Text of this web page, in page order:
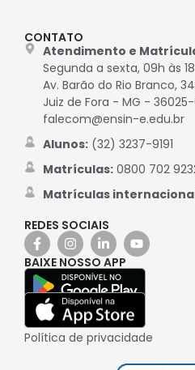
CONTATO
Atendimento e
Segunda a sexta, 09h às
Av. Barão do Rio Branco,
Juiz de Fora - MG -
falecom@ensin-e.edu.br
Alunos:(32) 3237-9191
Matrículas:0800 702
Matrículas
REDES SOCIAIS
BAIXE NOSSO APP
Política de privacidade